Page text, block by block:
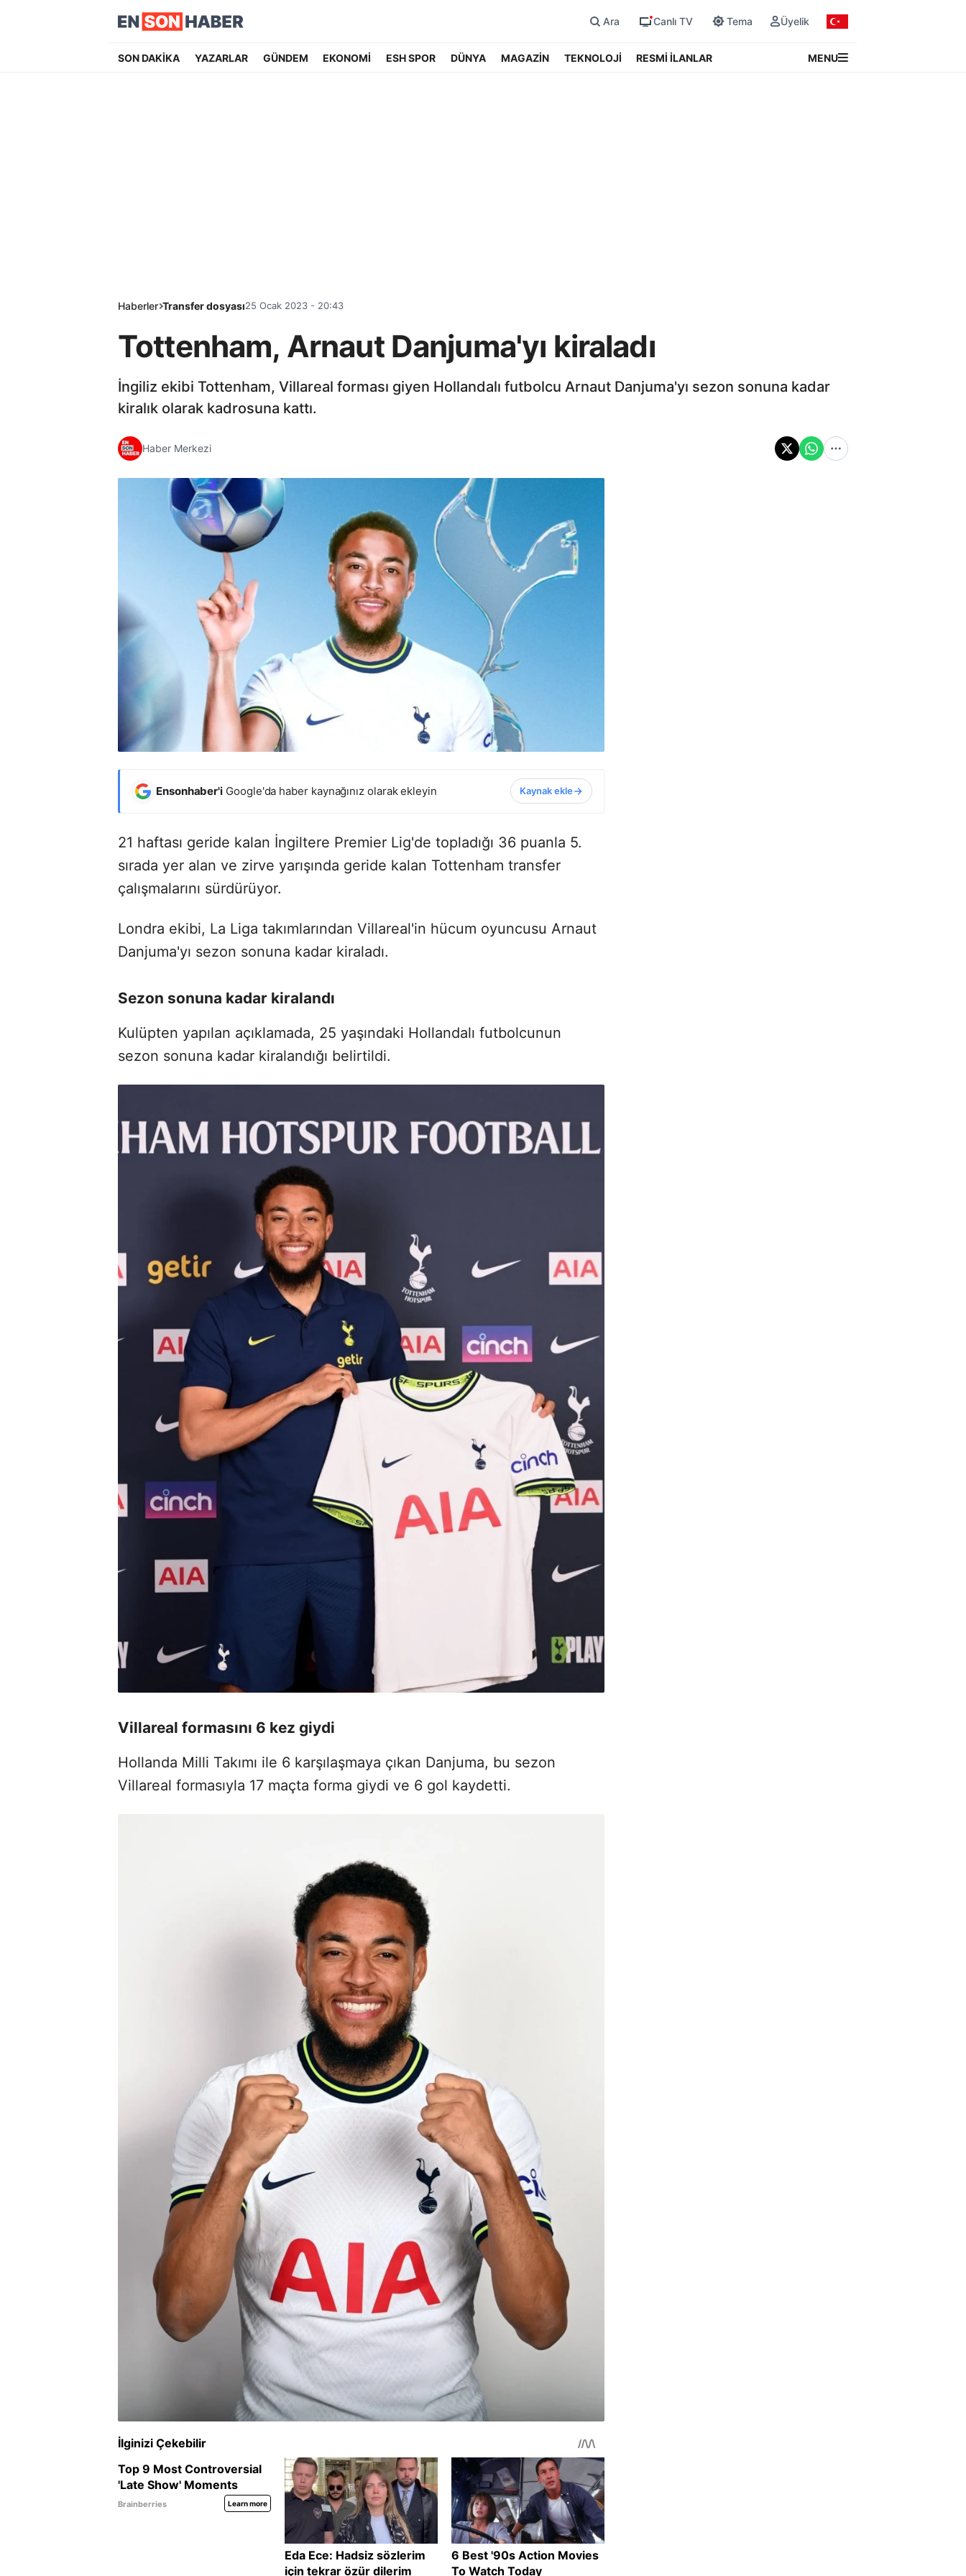
Ara Canlı TV Tema Üyelik
SON DAKİKA YAZARLAR GÜNDEM EKONOMİ ESH SPOR DÜNYA MAGAZİN TEKNOLOJİ RESMİ İLANLAR MENU
Haberler Transfer dosyası25 Ocak 2023 - 20:43
Tottenham, Arnaut Danjuma'yı kiraladı
İngiliz ekibi Tottenham, Villareal forması giyen Hollandalı futbolcu Arnaut Danjuma'yı sezon sonuna kadar
kiralık olarak kadrosuna kattı.
Haber Merkezi
Ensonhaber'i Google'da haber kaynağınız olarak ekleyin Kaynak ekle
21 haftası geride kalan İngiltere Premier Lig'de topladığı 36 puanla 5.
sırada yer alan ve zirve yarışında geride kalan Tottenham transfer
çalışmalarını sürdürüyor.
Londra ekibi, La Liga takımlarından Villareal'in hücum oyuncusu Arnaut
Danjuma'yı sezon sonuna kadar kiraladı.
Sezon sonuna kadar kiralandı
Kulüpten yapılan açıklamada, 25 yaşındaki Hollandalı futbolcunun
sezon sonuna kadar kiralandığı belirtildi.
Villareal formasını 6 kez giydi
Hollanda Milli Takımı ile 6 karşılaşmaya çıkan Danjuma, bu sezon
Villareal formasıyla 17 maçta forma giydi ve 6 gol kaydetti.